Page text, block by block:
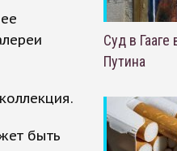
быть
Суд в
Путина